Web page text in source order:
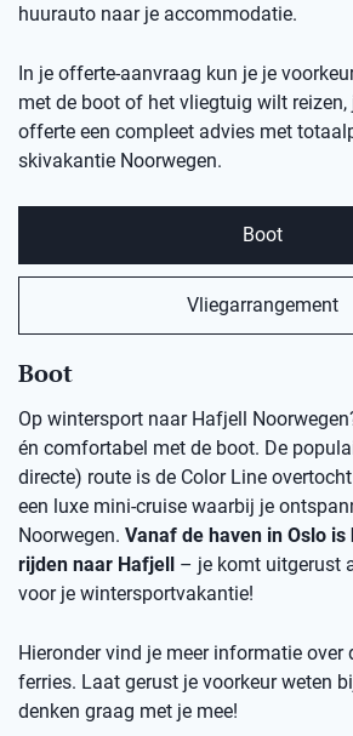
huurauto naar je accommodatie.
In je offerte-aanvraag kun je je
met de boot of het vliegtuig wilt
offerte een compleet advies met
skivakantie Noorwegen.
Boot
Vliegarrangement
Boot
Op wintersport naar Hafjell
én comfortabel met de boot. De
directe) route is de Color Line
een luxe mini-cruise waarbij je
Noorwegen. Vanaf de haven in Oslo
rijden naar Hafjell – je komt uitgerust
voor je wintersportvakantie!
Hieronder vind je meer informatie over
ferries. Laat gerust je voorkeur weten
denken graag met je mee!